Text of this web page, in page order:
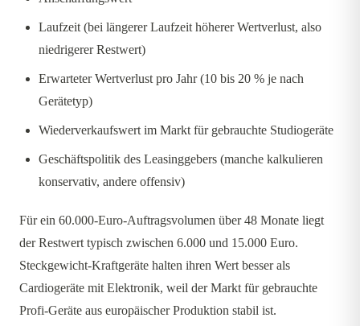
Laufzeit (bei längerer Laufzeit höherer Wertverlust, also
niedrigerer Restwert)
Erwarteter Wertverlust pro Jahr (10 bis 20 % je nach
Gerätetyp)
Wiederverkaufswert im Markt für gebrauchte Studiogeräte
Geschäftspolitik des Leasinggebers (manche kalkulieren
konservativ, andere offensiv)
Für ein 60.000-Euro-Auftragsvolumen über 48 Monate liegt
der Restwert typisch zwischen 6.000 und 15.000 Euro.
Steckgewicht-Kraftgeräte halten ihren Wert besser als
Cardiogeräte mit Elektronik, weil der Markt für gebrauchte
Profi-Geräte aus europäischer Produktion stabil ist.